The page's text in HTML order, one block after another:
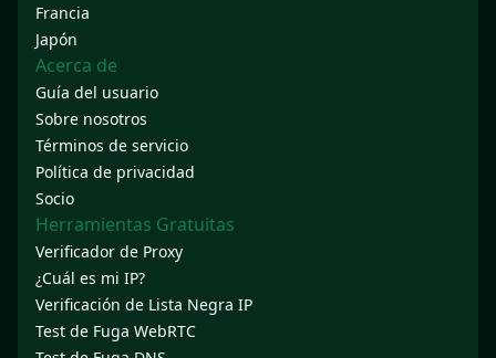
Francia
Japón
Acerca de
Guía del usuario
Sobre nosotros
Términos de servicio
Política de privacidad
Socio
Herramientas Gratuitas
Verificador de Proxy
¿Cuál es mi IP?
Verificación de Lista Negra IP
Test de Fuga WebRTC